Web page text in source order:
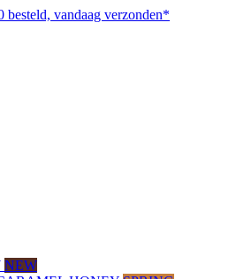
besteld, vandaag verzonden*
NEW